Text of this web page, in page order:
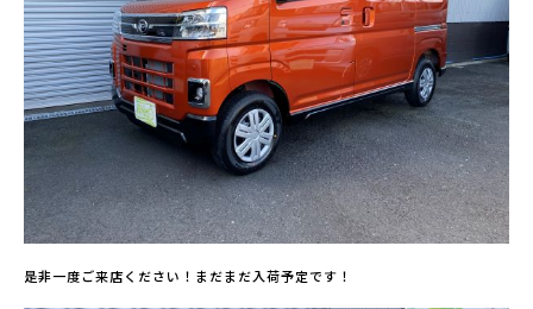
是非一度ご来店ください！まだまだ入荷予定です！